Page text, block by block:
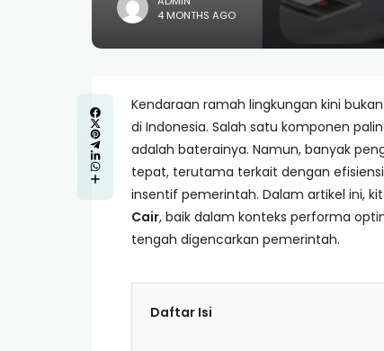
4 MONTHS AGO
Kendaraan ramah lingkungan kini
di Indonesia. Salah satu komponen
adalah baterainya. Namun, banyak
tepat, terutama terkait dengan
insentif pemerintah. Dalam artikel ini,
Cair, baik dalam konteks performa
tengah digencarkan pemerintah.
Daftar Isi